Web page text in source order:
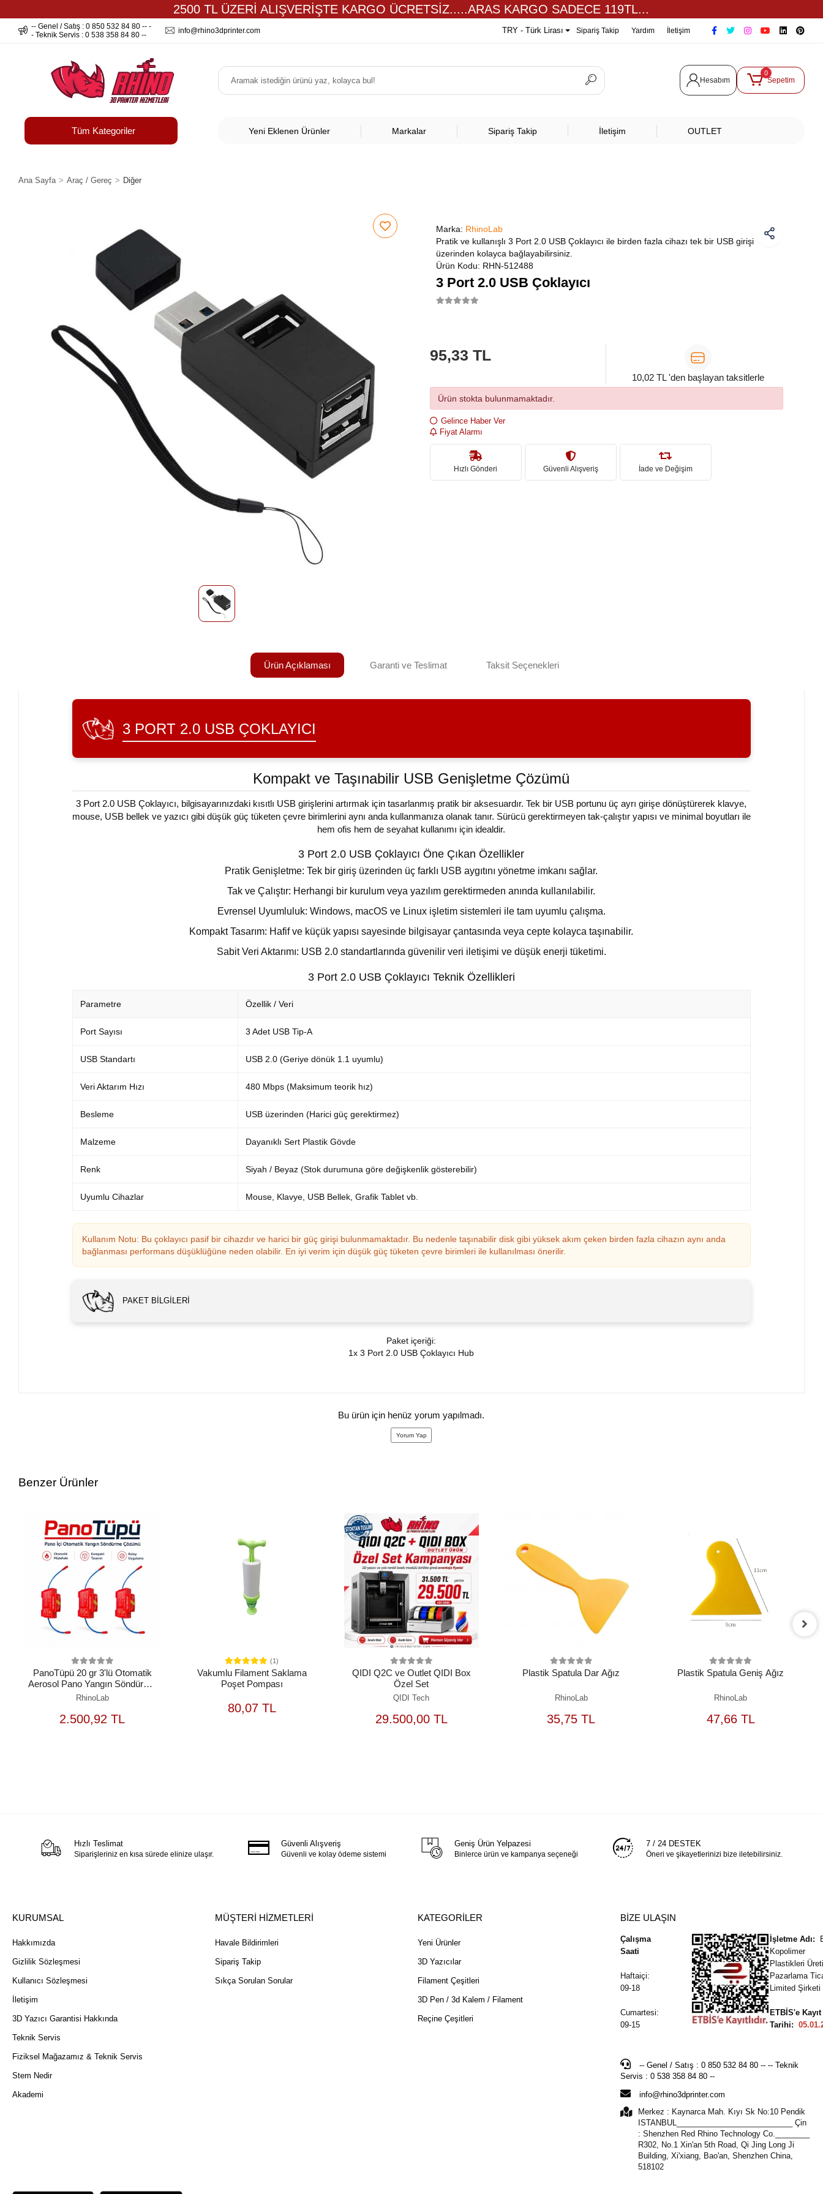
2500 TL ÜZERİ ALIŞVERİŞTE KARGO ÜCRETSİZ.....ARAS KARGO SADECE 119TL...
-- Genel / Satış : 0 850 532 84 80 -- -
- Teknik Servis : 0 538 358 84 80 --
info@rhino3dprinter.com TRY - Türk Lirası Sipariş Takip Yardım İletişim
Hesabım
0
Sepetim
Tüm Kategoriler Yeni Eklenen Ürünler Markalar Sipariş Takip İletişim OUTLET
Ana Sayfa Araç / Gereç Diğer
Marka: RhinoLab
Pratik ve kullanışlı 3 Port 2.0 USB Çoklayıcı ile birden fazla cihazı tek bir USB girişi
üzerinden kolayca bağlayabilirsiniz.
Ürün Kodu: RHN-512488
3 Port 2.0 USB Çoklayıcı
95,33 TL
10,02 TL 'den başlayan taksitlerle
Ürün stokta bulunmamaktadır.
Gelince Haber Ver
Fiyat Alarmı
Hızlı Gönderi Güvenli Alışveriş İade ve Değişim
Ürün Açıklaması Garanti ve Teslimat Taksit Seçenekleri
3 PORT 2.0 USB ÇOKLAYICI
Kompakt ve Taşınabilir USB Genişletme Çözümü
3 Port 2.0 USB Çoklayıcı, bilgisayarınızdaki kısıtlı USB girişlerini artırmak için tasarlanmış pratik bir aksesuardır. Tek bir USB portunu üç ayrı girişe dönüştürerek klavye,
mouse, USB bellek ve yazıcı gibi düşük güç tüketen çevre birimlerini aynı anda kullanmanıza olanak tanır. Sürücü gerektirmeyen tak-çalıştır yapısı ve minimal boyutları ile
hem ofis hem de seyahat kullanımı için idealdir.
3 Port 2.0 USB Çoklayıcı Öne Çıkan Özellikler
Pratik Genişletme: Tek bir giriş üzerinden üç farklı USB aygıtını yönetme imkanı sağlar.
Tak ve Çalıştır: Herhangi bir kurulum veya yazılım gerektirmeden anında kullanılabilir.
Evrensel Uyumluluk: Windows, macOS ve Linux işletim sistemleri ile tam uyumlu çalışma.
Kompakt Tasarım: Hafif ve küçük yapısı sayesinde bilgisayar çantasında veya cepte kolayca taşınabilir.
Sabit Veri Aktarımı: USB 2.0 standartlarında güvenilir veri iletişimi ve düşük enerji tüketimi.
3 Port 2.0 USB Çoklayıcı Teknik Özellikleri
Parametre Özellik / Veri
Port Sayısı 3 Adet USB Tip-A
USB Standartı USB 2.0 (Geriye dönük 1.1 uyumlu)
Veri Aktarım Hızı 480 Mbps (Maksimum teorik hız)
Besleme USB üzerinden (Harici güç gerektirmez)
Malzeme Dayanıklı Sert Plastik Gövde
Renk Siyah / Beyaz (Stok durumuna göre değişkenlik gösterebilir)
Uyumlu Cihazlar Mouse, Klavye, USB Bellek, Grafik Tablet vb.
Kullanım Notu: Bu çoklayıcı pasif bir cihazdır ve harici bir güç girişi bulunmamaktadır. Bu nedenle taşınabilir disk gibi yüksek akım çeken birden fazla cihazın aynı anda
bağlanması performans düşüklüğüne neden olabilir. En iyi verim için düşük güç tüketen çevre birimleri ile kullanılması önerilir.
PAKET BILGILERI
Paket içeriği:
1x 3 Port 2.0 USB Çoklayıcı Hub
Bu ürün için henüz yorum yapılmadı.
Yorum Yap
Benzer Ürünler
PanoTüpü 20 gr 3'lü Otomatik
Aerosol Pano Yangın Söndürme
Seti
RhinoLab
2.500,92 TL
SEPETE
EKLE
(1)
Vakumlu Filament Saklama
Poşet Pompası
80,07 TLSEPETE
EKLE
QIDI Q2C ve Outlet QIDI Box
Özel Set
QIDI Tech
29.500,00 TL
SEPETE
EKLE
Plastik Spatula Dar Ağız
RhinoLab
35,75 TLSEPETE
EKLE
Plastik Spatula Geniş Ağız
RhinoLab
47,66 TLSEPETE
EKLE
Hızlı Teslimat
Siparişleriniz en kısa sürede elinize ulaşır.
Güvenli Alışveriş
Güvenli ve kolay ödeme sistemi
Geniş Ürün Yelpazesi
Binlerce ürün ve kampanya seçeneği
7 / 24 DESTEK
Öneri ve şikayetlerinizi bize iletebilirsiniz.
KURUMSAL
Hakkımızda
Gizlilik Sözleşmesi
Kullanıcı Sözleşmesi
İletişim
3D Yazıcı Garantisi Hakkında
Teknik Servis
Fiziksel Mağazamız & Teknik Servis
Stem Nedir
Akademi
MÜŞTERİ HİZMETLERİ
Havale Bildirimleri
Sipariş Takip
Sıkça Sorulan Sorular
KATEGORİLER
Yeni Ürünler
3D Yazıcılar
Filament Çeşitleri
3D Pen / 3d Kalem / Filament
Reçine Çeşitleri
BİZE ULAŞIN
Çalışma
Saati
Haftaiçi:
09-18
Cumartesi:
09-15
İşletme Adı:
Kopolimer
Plastikleri
Pazarlama
Limited Şirketi
ETBİS'e Kayıt
Tarihi:
-- Genel / Satış : 0 850 532 84 80 -- -- Teknik
Servis : 0 538 358 84 80 --
info@rhino3dprinter.com
Merkez : Kaynarca Mah. Kıyı Sk No:10 Pendik
ISTANBUL___________________________ Çin
: Shenzhen Red Rhino Technology Co.________
R302, No.1 Xin'an 5th Road, Qi Jing Long Ji
Building, Xi'xiang, Bao'an, Shenzhen China,
518102